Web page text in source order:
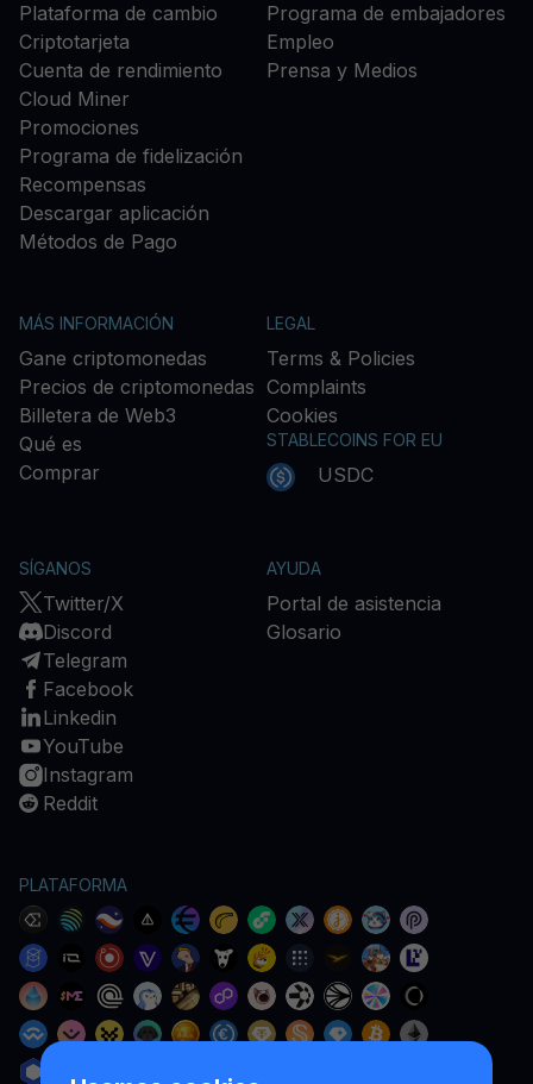
Plataforma de cambio
Criptotarjeta
Cuenta de rendimiento
Cloud Miner
Promociones
Programa de fidelización
Recompensas
Descargar aplicación
Métodos de Pago
Programa de embajadores
Empleo
Prensa y Medios
MÁS INFORMACIÓN
Gane criptomonedas
Precios de criptomonedas
Billetera de Web3
Qué es
Comprar
LEGAL
Terms & Policies
Complaints
Cookies
STABLECOINS FOR EU
USDC
SÍGANOS
Twitter/X
Discord
Telegram
Facebook
Linkedin
YouTube
Instagram
Reddit
AYUDA
Portal de asistencia
Glosario
PLATAFORMA